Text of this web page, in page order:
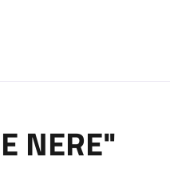
NERE"